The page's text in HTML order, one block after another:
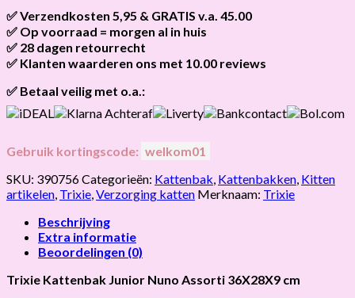
✅ Verzendkosten 5,95 & GRATIS v.a. 45.00
Brievenbus verzendingen zijn 3,95, een pakket 5,95 en
bestellingen v.a. 45,00 worden gratis verzonden.
✅ Op voorraad = morgen al in huis
Als het product op voorraad is en je bestelt vóór 13:00, wordt
hetvandaag nog verzonden.
✅ 28 dagen retourrecht
Niet tevreden? Geen probleem! Je hebt28 dagen
✅ Klanten waarderen ons met 10.00 reviews
✅ Betaal veilig met o.a.:
Gebruik kortingscode: welkom01
SKU: 390756Categorieën: Kattenbak Kattenbakken Kitten
artikelen Trixie Verzorging katten Merknaam: Trixie
Beschrijving
Extra informatie
Beoordelingen (0)
Trixie Kattenbak Junior Nuno Assorti 36X28X9 cm